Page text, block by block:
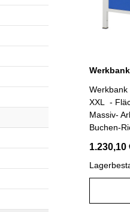
Gehäuse
Werkbank
XXL -
Massiv-
Buchen-
x 2 mm)
und
Anti-
1.230,10